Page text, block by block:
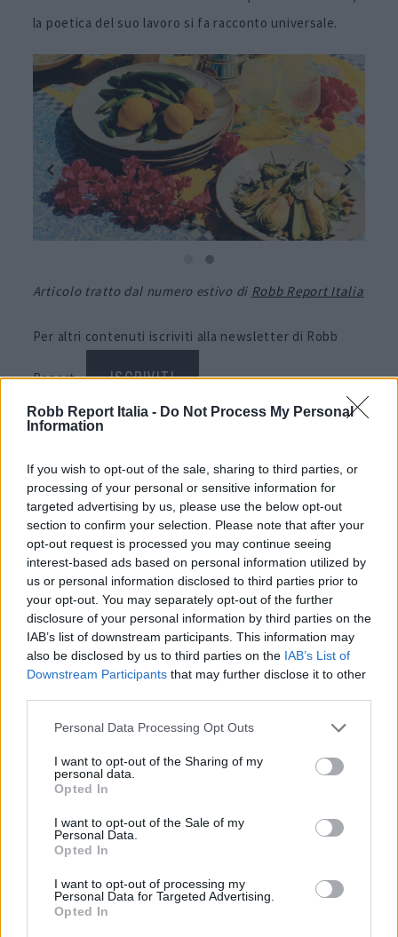
Robb Report Italia - Do Not Process My Personal
Information
If you wish to opt-out of the sale, sharing to third parties, or
processing of your personal or sensitive information for
targeted advertising by us, please use the below opt-out
section to confirm your selection. Please note that after your
opt-out request is processed you may continue seeing
interest-based ads based on personal information utilized by
us or personal information disclosed to third parties prior to
your opt-out. You may separately opt-out of the further
disclosure of your personal information by third parties on the
IAB’s list of downstream participants. This information may
also be disclosed by us to third parties on the IAB’s List of
Downstream Participants that may further disclose it to other
Personal Data Processing Opt Outs
I want to opt-out of the Sharing of my
personal data.
Opted In
I want to opt-out of the Sale of my
Personal Data.
Opted In
I want to opt-out of processing my
Personal Data for Targeted Advertising.
Opted In
la poetica del suo lavoro si fa racconto universale.
Articolo tratto dal numero estivo di Robb Report Italia
Per altri contenuti iscriviti alla newsletter di Robb
Report ISCRIVITI
RELATED POSTS